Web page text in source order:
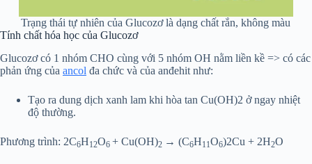
Trạng thái tự nhiên của Glucozơ là dạng chất rắn, không màu
Tính chất hóa học của Glucozơ
Glucozơ có 1 nhóm CHO cùng với 5 nhóm OH nằm liền kề => có các
phản ứng của ancol đa chức và của anđehit như:
Tạo ra dung dịch xanh lam khi hòa tan Cu(OH)2 ở ngay nhiệt
độ thường.
Phương trình: 2C6H12O6 + Cu(OH)2 → (C6H11O6)2Cu + 2H2O